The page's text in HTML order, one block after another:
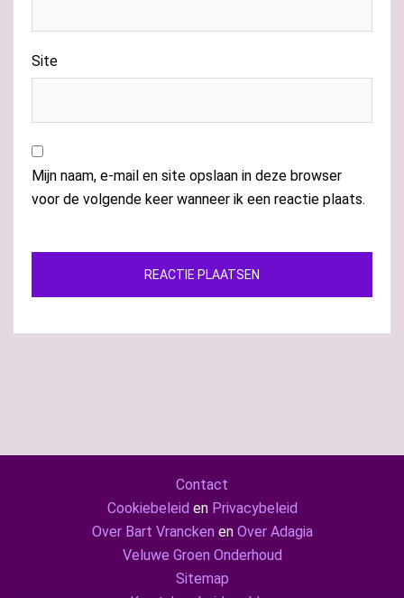
Site
Mijn naam, e-mail en site opslaan in deze browser
voor de volgende keer wanneer ik een reactie plaats.
Contact
Cookiebeleid en Privacybeleid
Over Bart Vrancken en Over Adagia
Veluwe Groen Onderhoud
Sitemap